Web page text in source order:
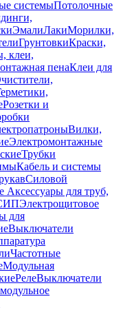
системыПотолочные
ЭмалиЛакиМорилки,
ГрунтовкиКраски,
клеи,
пенаКлеи для
Розетки и
Вилки,
Электромонтажные
Трубки
Кабель и системы
Силовой
Аксессуары для труб,
Электрощитовое
для
Выключатели
Частотные
Модульная
РелеВыключатели